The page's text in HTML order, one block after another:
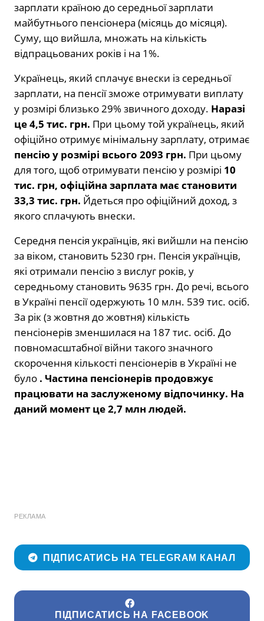
зарплати країною до середньої зарплати
майбутнього пенсіонера (місяць до місяця).
Суму, що вийшла, множать на кількість
відпрацьованих років і на 1%.
Українець, який сплачує внески із середньої
зарплати, на пенсії зможе отримувати виплату
у розмірі близько 29% звичного доходу. Наразі
це 4,5 тис. грн. При цьому той українець, який
офіційно отримує мінімальну зарплату, отримає
пенсію у розмірі всього 2093 грн. При цьому
для того, щоб отримувати пенсію у розмірі 10
тис. грн, офіційна зарплата має становити
33,3 тис. грн. Йдеться про офіційний доход, з
якого сплачують внески.
Середня пенсія українців, які вийшли на пенсію
за віком, становить 5230 грн. Пенсія українців,
які отримали пенсію з вислуг років, у
середньому становить 9635 грн. До речі, всього
в Україні пенсії одержують 10 млн. 539 тис. осіб.
За рік (з жовтня до жовтня) кількість
пенсіонерів зменшилася на 187 тис. осіб. До
повномасштабної війни такого значного
скорочення кількості пенсіонерів в Україні не
було . Частина пенсіонерів продовжує
працювати на заслуженому відпочинку. На
даний момент це 2,7 млн людей.
РЕКЛАМА
ПІДПИСАТИСЬ НА TELEGRAM КАНАЛ
ПІДПИСАТИСЬ НА FACEBOOK